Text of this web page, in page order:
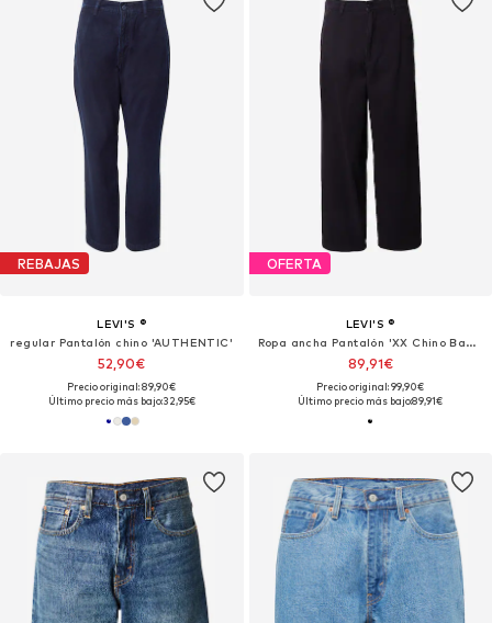
REBAJAS
LEVI'S ®
regular Pantalón chino 'AUTHENTIC'
52,90€
Precio original: 89,90€
Último precio más bajo:32,95€
OFERTA
LEVI'S ®
Ropa ancha Pantalón 'XX Chino Baggy'
89,91€
Precio original: 99,90€
Último precio más bajo:89,91€